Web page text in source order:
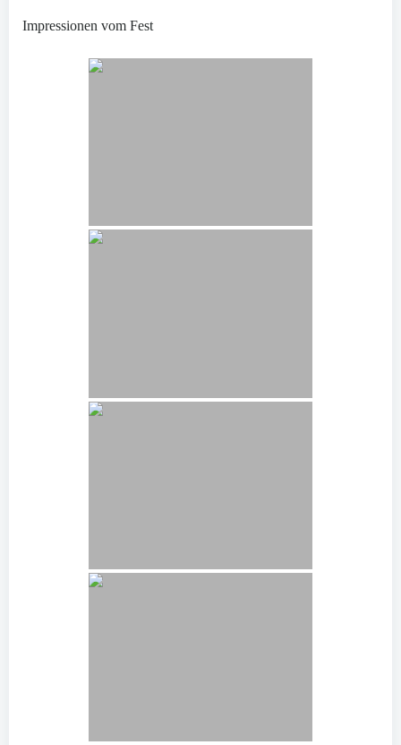
Impressionen vom Fest